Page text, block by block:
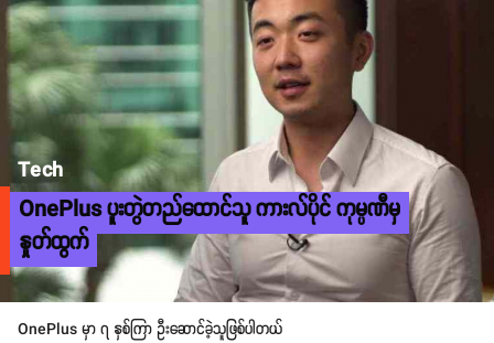
Tech
OnePlus ပူးတွဲတည်ထောင်သူ ကားလ်ပိုင် ကုမ္ပဏီမှ
နှုတ်ထွက်
OnePlus မှာ ၇ နှစ်ကြာ ဦးဆောင်ခဲ့သူဖြစ်ပါတယ်